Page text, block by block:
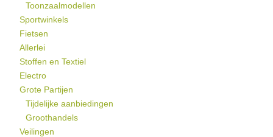
Toonzaalmodellen
Sportwinkels
Fietsen
Allerlei
Stoffen en Textiel
Electro
Grote Partijen
Tijdelijke aanbiedingen
Groothandels
Veilingen